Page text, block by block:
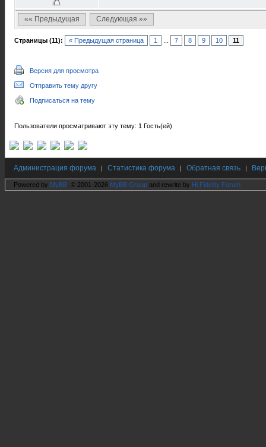
«« Предыдущая Следующая »»
Страницы (11): « Предыдущая страница 1 7 8 9 10 11
Версия для просмотра
Отправить тему другу
Подписаться на тему
Пользователи просматривают эту тему: 1 Гость(ей)
Администрация форума | Статистика форума | Обратная связь |
Powered by MyBB , © 2001-2026 MyBB Group and rewrite by Hi Fidelity Forum